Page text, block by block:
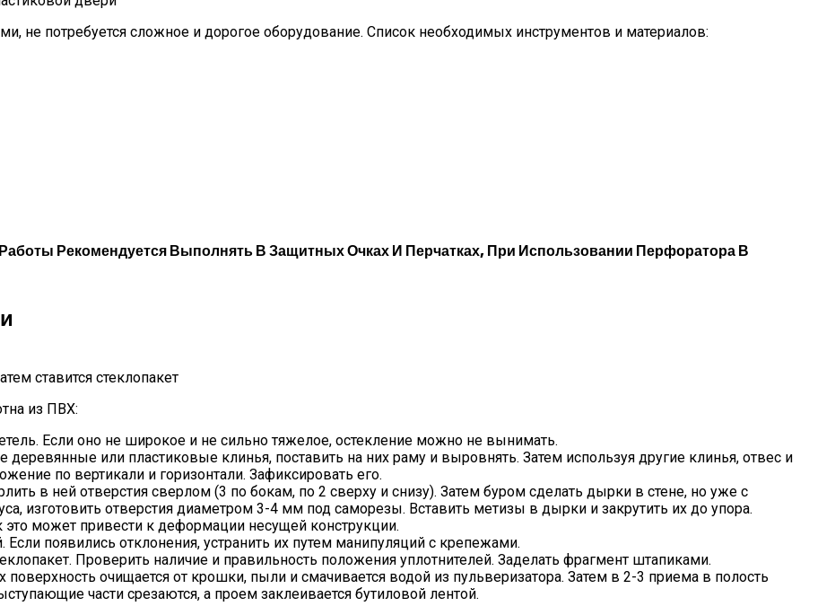
не потребуется сложное и дорогое оборудование. Список необходимых инструментов и материалов:
Рекомендуется Выполнять В Защитных Очках И Перчатках, При Использовании Перфоратора В
ставится стеклопакет
из ПВХ:
Если оно не широкое и не сильно тяжелое, остекление можно не вынимать.
или пластиковые клинья, поставить на них раму и выровнять. Затем используя другие клинья, отвес и
по вертикали и горизонтали. Зафиксировать его.
в ней отверстия сверлом (3 по бокам, по 2 сверху и снизу). Затем буром сделать дырки в стене, но уже с
изготовить отверстия диаметром 3-4 мм под саморезы. Вставить метизы в дырки и закрутить их до упора.
это может привести к деформации несущей конструкции.
появились отклонения, устранить их путем манипуляций с крепежами.
Проверить наличие и правильность положения уплотнителей. Заделать фрагмент штапиками.
очищается от крошки, пыли и смачивается водой из пульверизатора. Затем в 2-3 приема в полость
части срезаются, а проем заклеивается бутиловой лентой.